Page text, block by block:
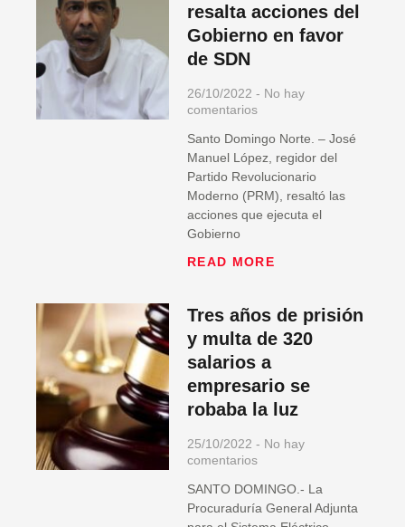
resalta acciones del
Gobierno en favor
de SDN
26/10/2022
No hay
comentarios
Santo Domingo Norte. – José
Manuel López, regidor del
Partido Revolucionario
Moderno (PRM), resaltó las
acciones que ejecuta el
Gobierno
READ MORE
Tres años de prisión
y multa de 320
salarios a
empresario se
robaba la luz
25/10/2022
No hay
comentarios
SANTO DOMINGO.- La
Procuraduría General Adjunta